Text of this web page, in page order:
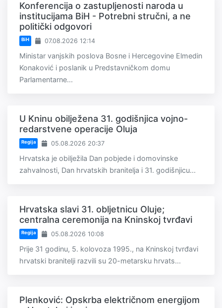
Konferencija o zastupljenosti naroda u
institucijama BiH - Potrebni stručni, a ne
politički odgovori
BiH 07.08.2026 12:14
Ministar vanjskih poslova Bosne i Hercegovine Elmedin
Konaković i poslanik u Predstavničkom domu
Parlamentarne...
U Kninu obilježena 31. godišnjica vojno-
redarstvene operacije Oluja
Regija 05.08.2026 20:37
Hrvatska je obilježila Dan pobjede i domovinske
zahvalnosti, Dan hrvatskih branitelja i 31. godišnjicu...
Hrvatska slavi 31. obljetnicu Oluje;
centralna ceremonija na Kninskoj tvrđavi
Regija 05.08.2026 10:08
Prije 31 godinu, 5. kolovoza 1995., na Kninskoj tvrđavi
hrvatski branitelji razvili su 20-metarsku hrvats...
Plenković: Opskrba električnom energijom